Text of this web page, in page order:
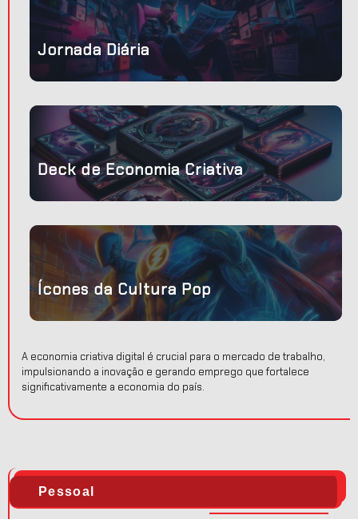
Jornada Diária
Deck de Economia Criativa
Ícones da Cultura Pop
A economia criativa digital é crucial para o mercado de trabalho,
impulsionando a inovação e gerando emprego que fortalece
significativamente a economia do país.
Pessoal